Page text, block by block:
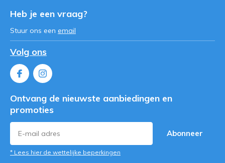
Heb je een vraag?
Stuur ons een email
Volg ons
Ontvang de nieuwste aanbiedingen en
promoties
Abonneer
* Lees hier de wettelijke beperkingen